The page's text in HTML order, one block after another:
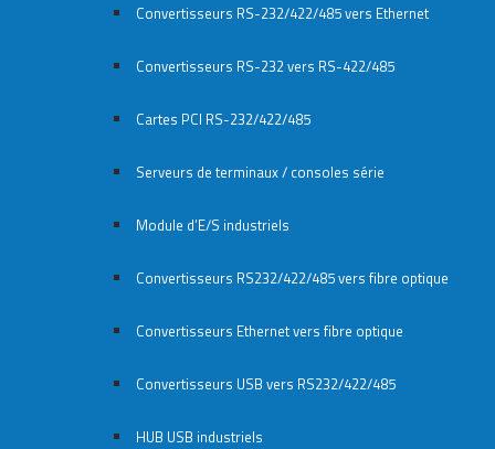
Convertisseurs RS-232/422/485 vers Ethernet
Convertisseurs RS-232 vers RS-422/485
Cartes PCI RS-232/422/485
Serveurs de terminaux / consoles série
Module d’E/S industriels
Convertisseurs RS232/422/485 vers fibre optique
Convertisseurs Ethernet vers fibre optique
Convertisseurs USB vers RS232/422/485
HUB USB industriels